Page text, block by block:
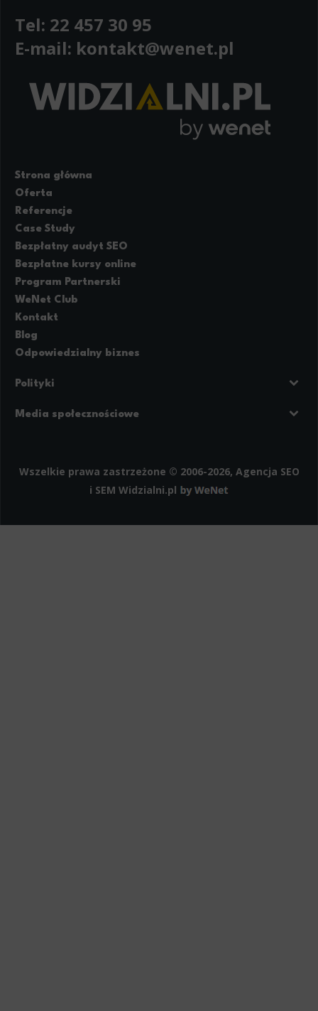
Tel: 22 457 30 95
E-mail: kontakt@wenet.pl
Strona główna
Oferta
Referencje
Case Study
Bezpłatny audyt SEO
Bezpłatne kursy online
Program Partnerski
WeNet Club
Kontakt
Blog
Odpowiedzialny biznes
Polityki
Regulamin strony
Media społecznościowe
Wszelkie prawa zastrzeżone © 2006-2026, Agencja SEO
i SEM Widzialni.pl